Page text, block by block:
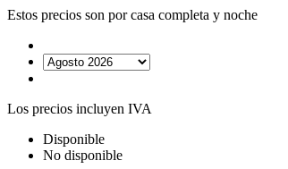
Estos precios son por casa completa y noche
Los precios incluyen IVA
Disponible
No disponible